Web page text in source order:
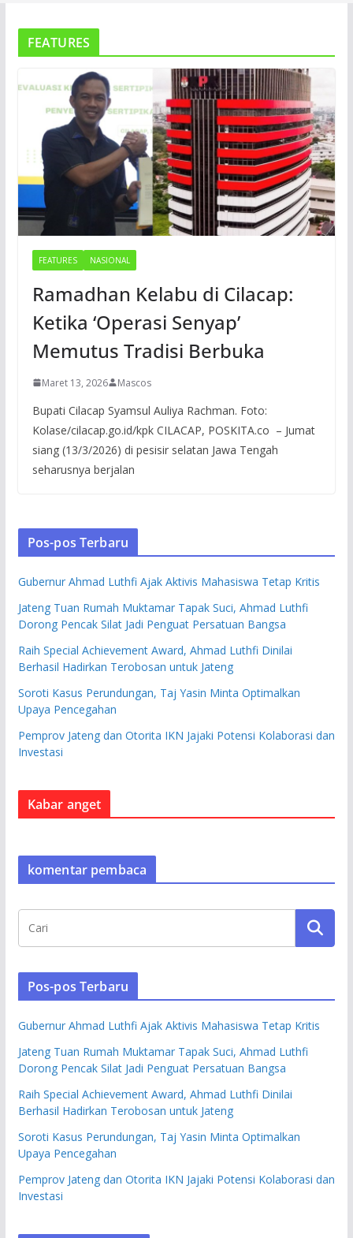
FEATURES
FEATURES NASIONAL
Ramadhan Kelabu di Cilacap:
Ketika ‘Operasi Senyap’
Memutus Tradisi Berbuka
Maret 13, 2026 Mascos
Bupati Cilacap Syamsul Auliya Rachman. Foto:
Kolase/cilacap.go.id/kpk CILACAP, POSKITA.co – Jumat
siang (13/3/2026) di pesisir selatan Jawa Tengah
seharusnya berjalan
Pos-pos Terbaru
Gubernur Ahmad Luthfi Ajak Aktivis Mahasiswa Tetap Kritis
Jateng Tuan Rumah Muktamar Tapak Suci, Ahmad Luthfi
Dorong Pencak Silat Jadi Penguat Persatuan Bangsa
Raih Special Achievement Award, Ahmad Luthfi Dinilai
Berhasil Hadirkan Terobosan untuk Jateng
Soroti Kasus Perundungan, Taj Yasin Minta Optimalkan
Upaya Pencegahan
Pemprov Jateng dan Otorita IKN Jajaki Potensi Kolaborasi dan
Investasi
Kabar anget
komentar pembaca
Pos-pos Terbaru
Gubernur Ahmad Luthfi Ajak Aktivis Mahasiswa Tetap Kritis
Jateng Tuan Rumah Muktamar Tapak Suci, Ahmad Luthfi
Dorong Pencak Silat Jadi Penguat Persatuan Bangsa
Raih Special Achievement Award, Ahmad Luthfi Dinilai
Berhasil Hadirkan Terobosan untuk Jateng
Soroti Kasus Perundungan, Taj Yasin Minta Optimalkan
Upaya Pencegahan
Pemprov Jateng dan Otorita IKN Jajaki Potensi Kolaborasi dan
Investasi